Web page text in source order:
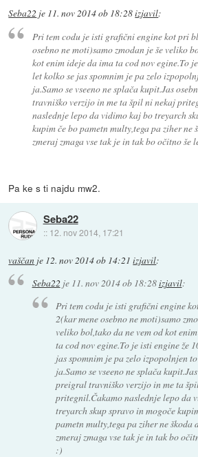
Seba22 je 11. nov 2014 ob 18:28izjavil:
Pri tem codu je isti grafični engine kot pri
osebno ne moti)samo zmodan je še veliko
kot enim ideje da ima ta cod nov egine.To
let kolko se jas spomnim je pa zelo
ja.Samo se vseeno ne splača kupit.Jas
travniško verzijo in me ta špil ni nekaj
naslednje lepo da vidimo kaj bo treyarch
kupim če bo pametn multy,tega pa ziher ne
zmeraj zmaga vse tak je in tak bo očitno še
Pa ke s ti najdu mw2.
Seba22
:: 12. nov 2014, 17:21
vaščan je 12. nov 2014 ob 14:21 izjavil:
Seba22je 11. nov 2014 ob 18:28izjavil:
Pri tem codu je isti grafični engine
2(kar mene osebno ne moti)samo
veliko bol,tako da ne vem od kot
ta cod nov egine.To je isti engine že
jas spomnim je pa zelo izpopolnjen
ja.Samo se vseeno ne splača
preigral travniško verzijo in me ta
pritegnil.Čakamo naslednje lepo da
treyarch skup spravo in mogoče
pametn multy,tega pa ziher ne škoda
zmeraj zmaga vse tak je in tak bo
:)